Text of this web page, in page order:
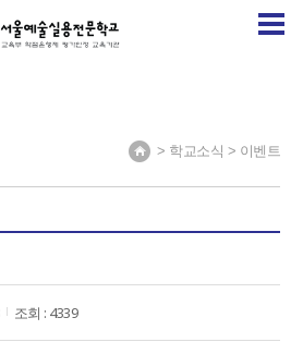
> 학교소식 > 이벤트
조회 : 4339